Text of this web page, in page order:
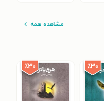
مشاهده همه
٪۳۰ ٪۳۰